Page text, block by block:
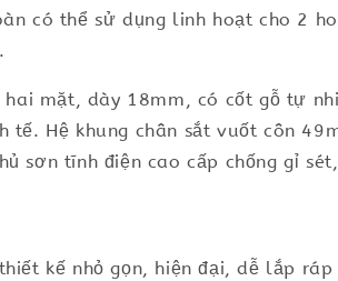
có thể sử dụng linh hoạt cho 2
mặt, dày 18mm, có cốt gỗ tự
Hệ khung chân sắt vuốt côn
sơn tĩnh điện cao cấp chống gỉ
kế nhỏ gọn, hiện đại, dễ lắp ráp